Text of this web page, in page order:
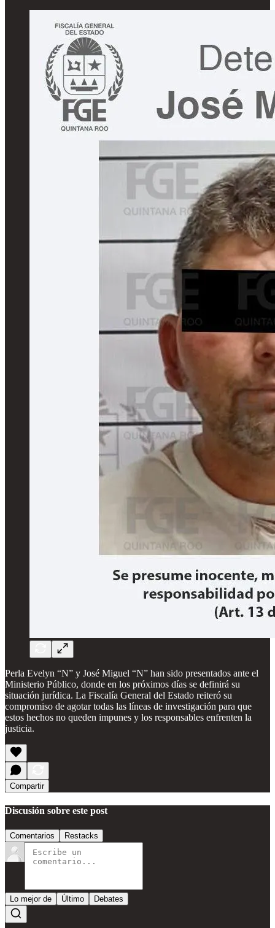
Perla Evelyn “N” y José Miguel “N” han sido presentados ante el
Ministerio Público, donde en los próximos días se definirá su
situación jurídica. La Fiscalía General del Estado reiteró su
compromiso de agotar todas las líneas de investigación para que
estos hechos no queden impunes y los responsables enfrenten la
justicia.
Compartir
Discusión sobre este post
Comentarios Restacks
Lo mejor de Último Debates